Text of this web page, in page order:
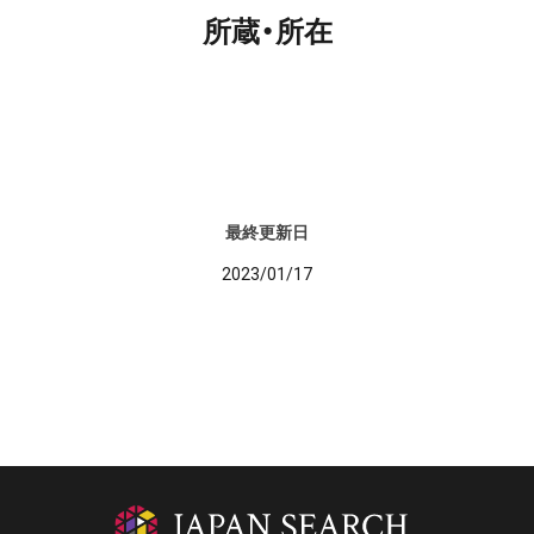
所蔵・所在
最終更新日
2023/01/17